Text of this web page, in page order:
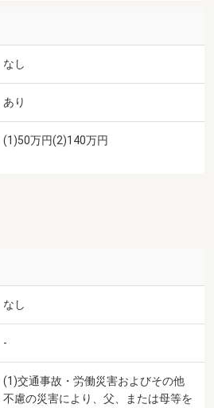
なし
あり
(1)50万円(2)140万円
なし
-
(1)交通事故・労働災害およびその他
不慮の災害により、父、または母等を